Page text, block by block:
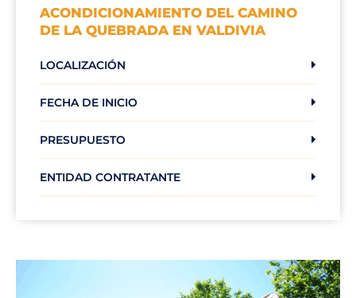
ACONDICIONAMIENTO DEL CAMINO
DE LA QUEBRADA EN VALDIVIA
LOCALIZACIÓN
FECHA DE INICIO
PRESUPUESTO
ENTIDAD CONTRATANTE